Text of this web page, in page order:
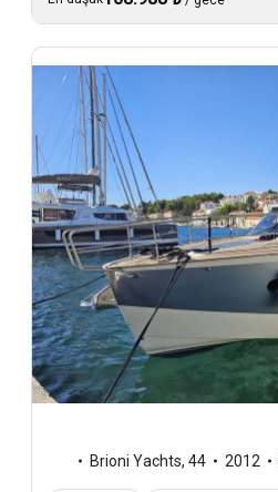
Brioni Yachts, 44 2012